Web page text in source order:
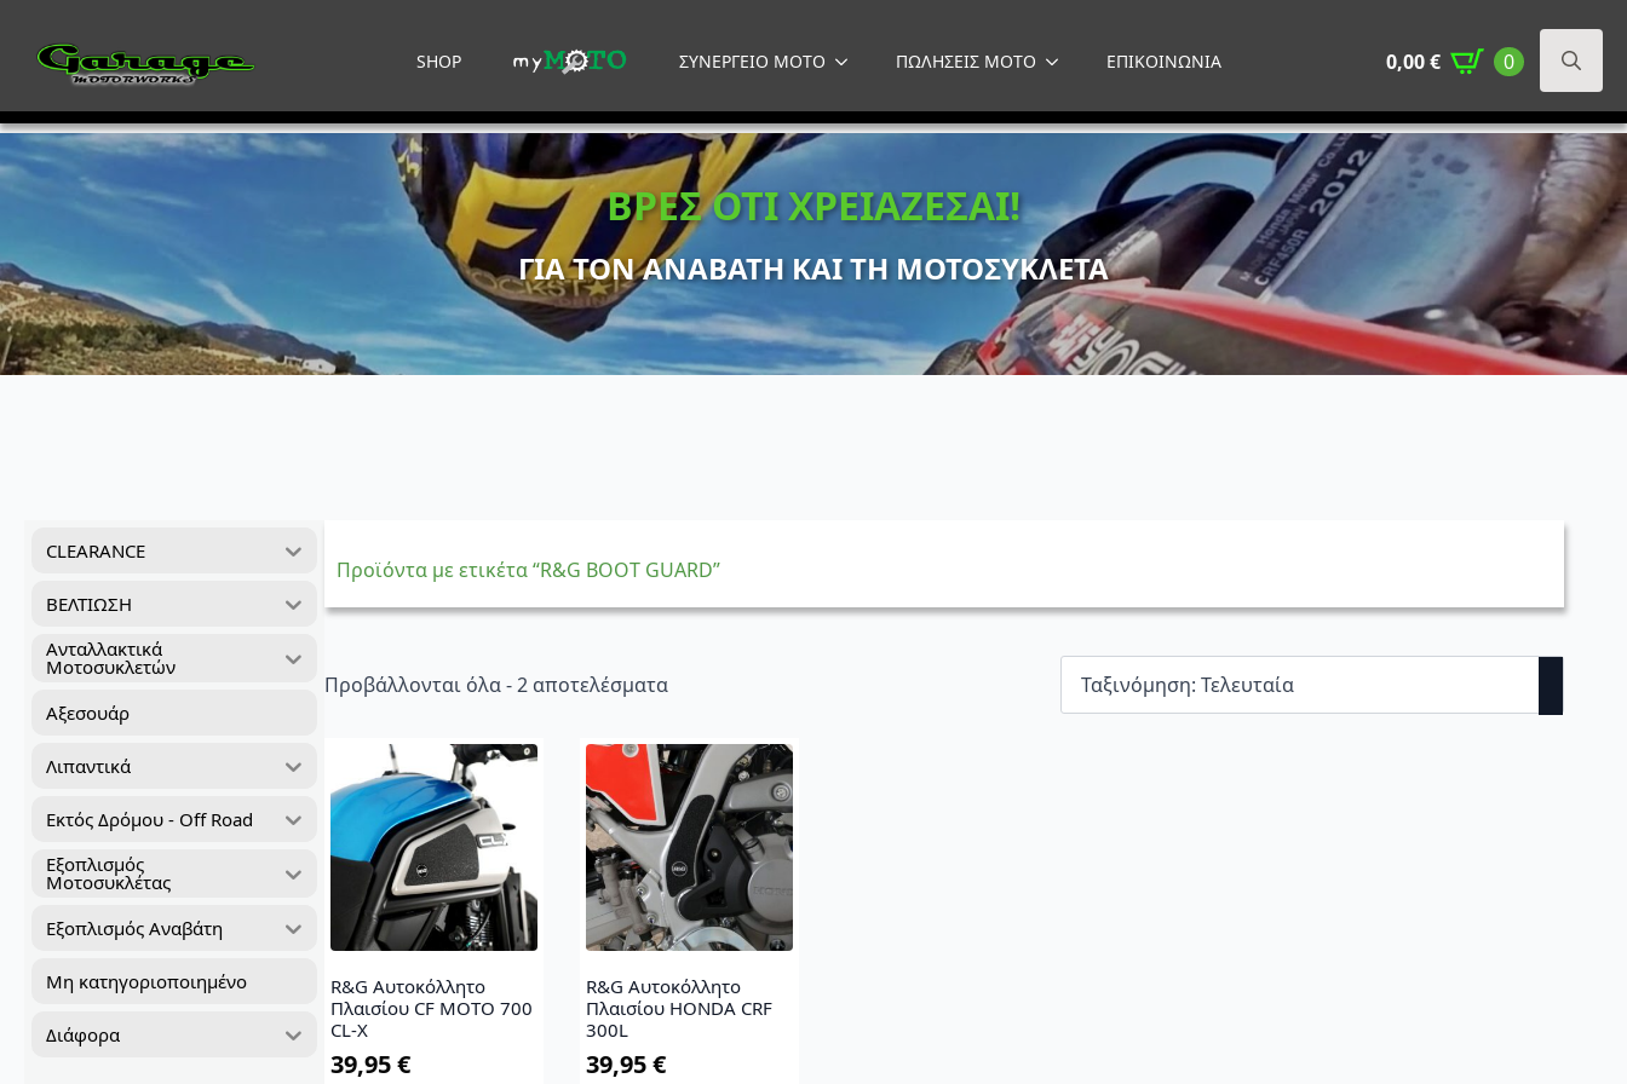
SHOP ΣΥΝΕΡΓΕΙΟ MOTO ΠΩΛΗΣΕΙΣ MOTO ΕΠΙΚΟΙΝΩΝΙΑ 0,00€
0
for:
ΒΡΕΣ ΟΤΙ ΧΡΕΙΑΖΕΣΑΙ!
ΓΙΑ ΤΟΝ ΑΝΑΒΑΤΗ ΚΑΙ ΤΗ ΜΟΤΟΣΥΚΛΕΤΑ
CLEARANCE
ΒΕΛΤΙΩΣΗ
Ανταλλακτικά
Μοτοσυκλετών
Αξεσουάρ
Λιπαντικά
Εκτός Δρόμου - Off Road
Εξοπλισμός
Μοτοσυκλέτας
Εξοπλισμός Αναβάτη
Μη κατηγοριοποιημένο
Διάφορα
Προϊόντα με ετικέτα “R&G BOOT GUARD”
Προβάλλονται όλα - 2 αποτελέσματα
R&G Αυτοκόλλητο
Πλαισίου CF MOTO 700
CL-X
39,95€
R&G Αυτοκόλλητο
Πλαισίου HONDA CRF
300L
39,95€